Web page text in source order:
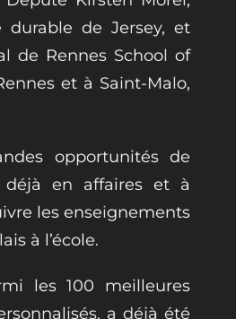
de Jersey, et
de Rennes School of
et à Saint-Malo,
opportunités de
déjà en affaires et à
les enseignements
à l’école.
les 100 meilleures
a déjà été